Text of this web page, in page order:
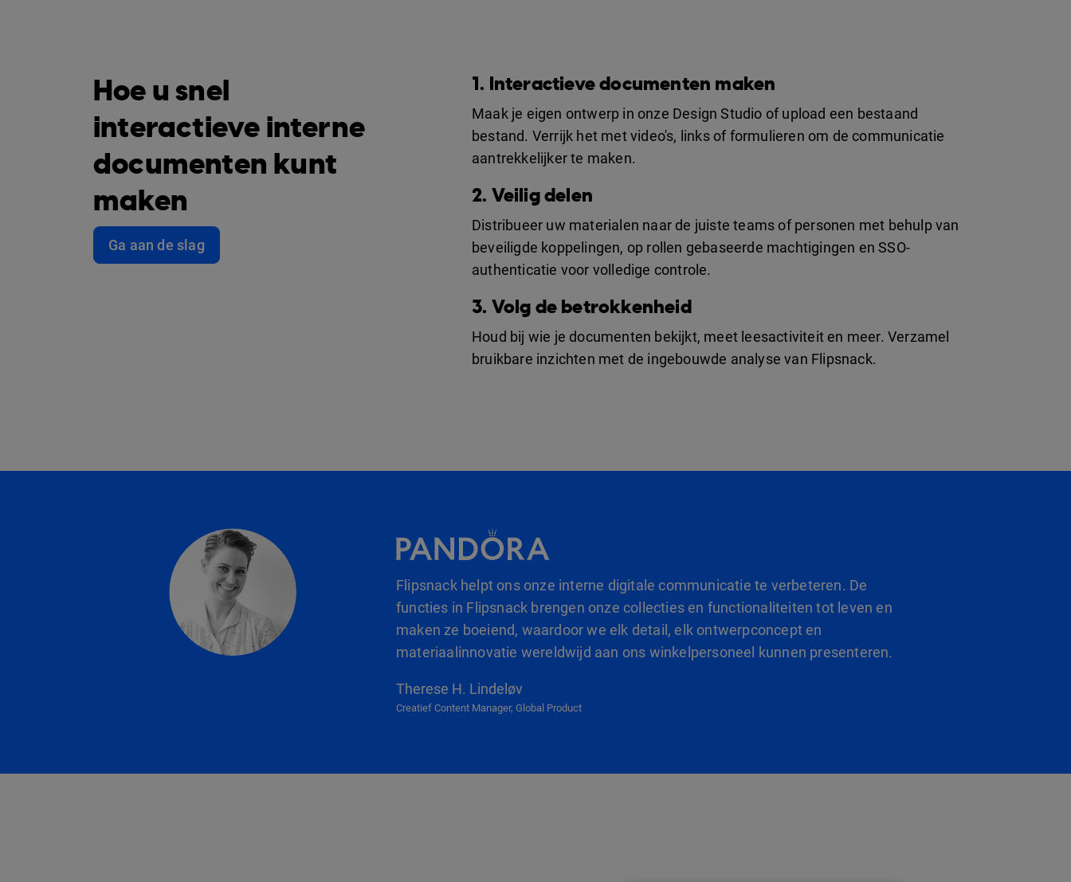
Hoe u snel
interactieve interne
documenten kunt
maken
Ga aan de slag
1. Interactieve documenten maken
Maak je eigen ontwerp in onze Design Studio of upload een bestaand
bestand. Verrijk het met video's, links of formulieren om de communicatie
aantrekkelijker te maken.
2. Veilig delen
Distribueer uw materialen naar de juiste teams of personen met behulp van
beveiligde koppelingen, op rollen gebaseerde machtigingen en SSO-
authenticatie voor volledige controle.
3. Volg de betrokkenheid
Houd bij wie je documenten bekijkt, meet leesactiviteit en meer. Verzamel
bruikbare inzichten met de ingebouwde analyse van Flipsnack.
Flipsnack helpt ons onze interne digitale communicatie te verbeteren. De
functies in Flipsnack brengen onze collecties en functionaliteiten tot leven en
maken ze boeiend, waardoor we elk detail, elk ontwerpconcept en
materiaalinnovatie wereldwijd aan ons winkelpersoneel kunnen presenteren.
Therese H. Lindeløv
Creatief Content Manager, Global Product